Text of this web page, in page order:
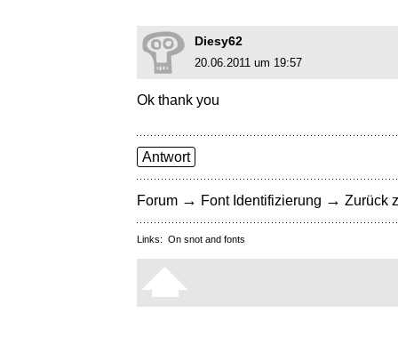
Diesy62
20.06.2011 um 19:57
Ok thank you
Antwort
Forum → Font Identifizierung → Zurück
Links: On snot and fonts